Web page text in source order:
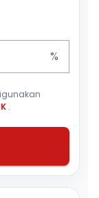
%
.